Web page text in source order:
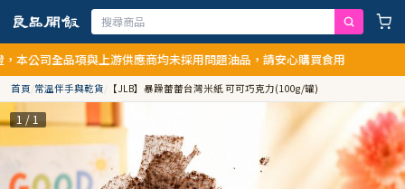
品項與上游供應商均未採用問題油品，請安心購買食用
首頁/常溫伴手與乾貨/ 【JLB】暴躁蕾蕾台灣米紙 可可巧克力(100g/罐)
1 / 1